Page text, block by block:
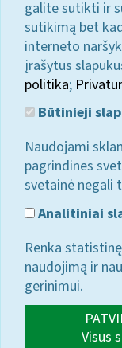
galite sutikti ir
sutikimą bet
interneto
įrašytus
politika;
Būtinieji
Naudojami
pagrindines
svetainė negali
Analitiniai
Renka
naudojimą ir
gerinimui.
Visus